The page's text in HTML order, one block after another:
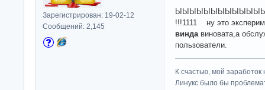
Зарегистрирован: 19-02-12
Сообщений: 2,145
!!!1111 ну это
винда виновата,а
пользователи.
К счастью, мой
Линукс было бы